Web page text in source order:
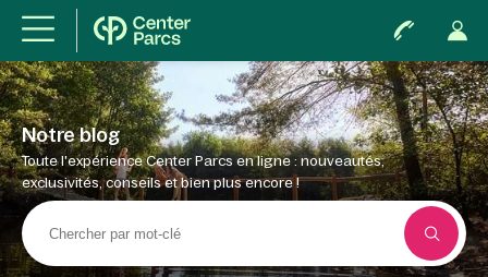
Notre blog
Toute l'expérience Center Parcs en ligne : nouveautés,
exclusivités, conseils et bien plus encore !